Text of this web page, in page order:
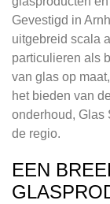
Gevestigd in
uitgebreid scala
particulieren als
van glas op
het bieden van
onderhoud, Glas
de regio.
EEN